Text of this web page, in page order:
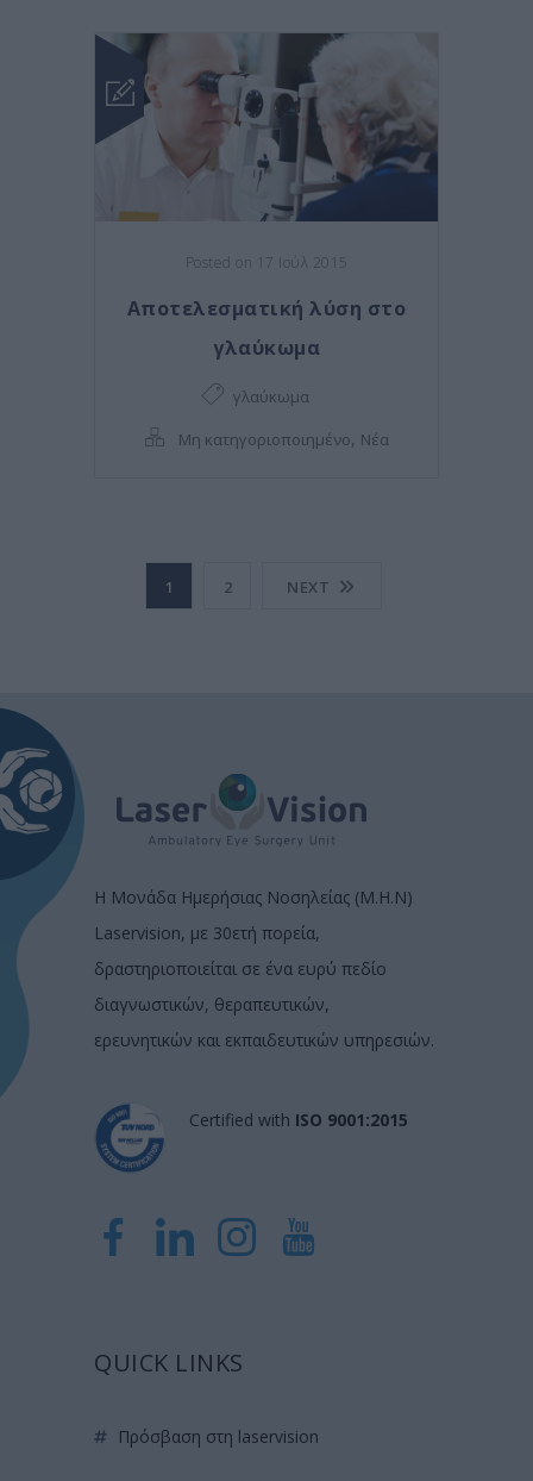
Posted on 17 Ιούλ 2015
Αποτελεσματική λύση στο
γλαύκωμα
γλαύκωμα
Μη κατηγοριοποιημένο, Νέα
1 2 NEXT
Η Μονάδα Ημερήσιας Νοσηλείας (Μ.Η.Ν)
Laservision, με 30ετή πορεία,
δραστηριοποιείται σε ένα ευρύ πεδίο
διαγνωστικών, θεραπευτικών,
ερευνητικών και εκπαιδευτικών υπηρεσιών.
Certified with ISO 9001:2015
QUICK LINKS
πρόσβαση στη laservision